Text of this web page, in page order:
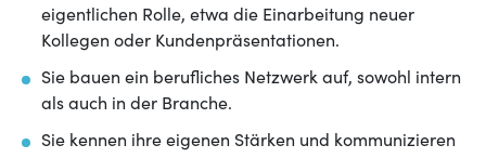
eigentlichen Rolle, etwa die Einarbeitung neuer
Kollegen oder Kundenpräsentationen.
Sie bauen ein berufliches Netzwerk auf, sowohl intern
als auch in der Branche.
Sie kennen ihre eigenen Stärken und kommunizieren